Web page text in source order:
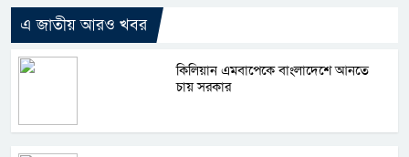
এ জাতীয় আরও খবর
কিলিয়ান এমবাপেকে বাংলাদেশে আনতে
চায় সরকার